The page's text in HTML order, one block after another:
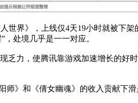
世界》，上线仅4天19小时就被下
处境几乎是一一对应。
力，使腾讯靠游戏加速增长的好
》和《倩女幽魂》的收入贡献下滑